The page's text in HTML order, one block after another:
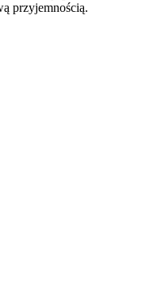
przyjemnością.